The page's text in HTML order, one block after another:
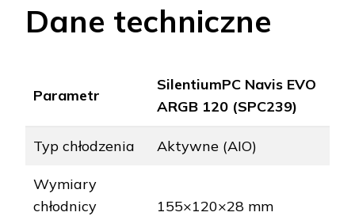
Dane techniczne
Parametr
SilentiumPC Navis EVO
ARGB 120 (SPC239)
Typ chłodzenia Aktywne (AIO)
Wymiary
chłodnicy
155×120×28 mm